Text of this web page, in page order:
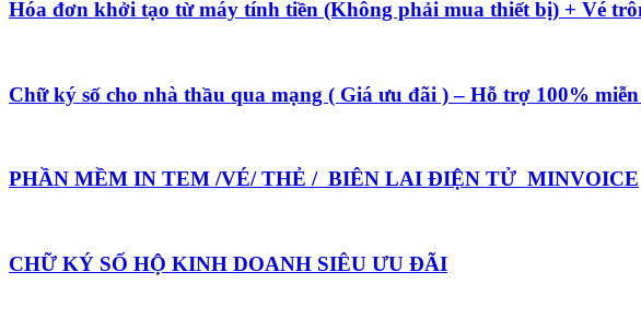
Hóa đơn khởi tạo từ máy tính tiền (Không phải mua thiết bị) + Vé
Chữ ký số cho nhà thầu qua mạng ( Giá ưu đãi ) – Hỗ trợ 100%
PHẦN MỀM IN TEM /VÉ/ THẺ / BIÊN LAI ĐIỆN TỬ MINVOICE
CHỮ KÝ SỐ HỘ KINH DOANH SIÊU ƯU ĐÃI